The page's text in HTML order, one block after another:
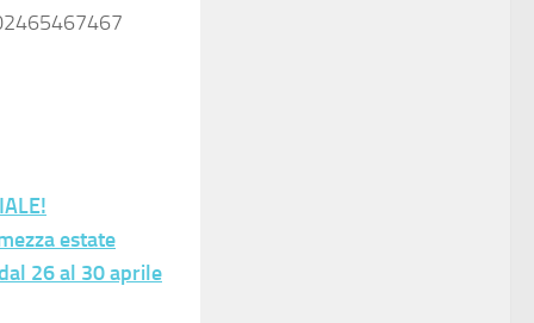
estate
26 al 30 aprile